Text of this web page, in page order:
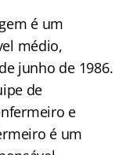
é um
médio,
junho de 1986.
de
e
é um